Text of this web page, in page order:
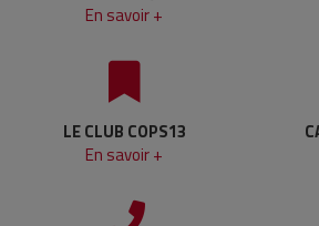
En savoir +
LE CLUB COPS13
En savoir +